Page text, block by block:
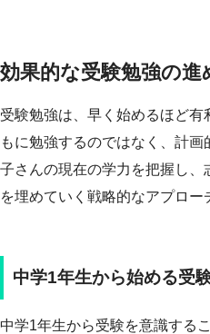
効果的な受験勉強の進
受験勉強は、早く始めるほど有
もに勉強するのではなく、計
子さんの現在の学力を把握し
を埋めていく戦略的なアプロー
中学1年生から始める受
中学1年生から受験を意識するこ